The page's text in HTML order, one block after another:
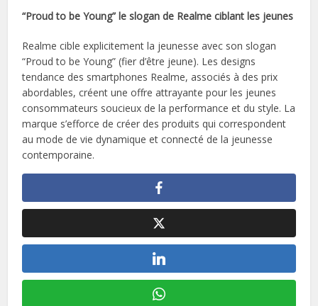
“Proud to be Young” le slogan de Realme ciblant les jeunes
Realme cible explicitement la jeunesse avec son slogan
“Proud to be Young” (fier d’être jeune). Les designs
tendance des smartphones Realme, associés à des prix
abordables, créent une offre attrayante pour les jeunes
consommateurs soucieux de la performance et du style. La
marque s’efforce de créer des produits qui correspondent
au mode de vie dynamique et connecté de la jeunesse
contemporaine.